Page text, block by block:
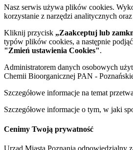
Nasz serwis używa plików cookies.
korzystanie z narzędzi analitycznych
Kliknij przycisk „Zaakceptuj lub
typów plików cookies, a następnie
"Zmień ustawienia Cookies".
Administratorem danych osobowych
Chemii Bioorganicznej PAN -
Szczegółowe informacje na temat
Szczegółowe informacje o tym, w jaki
Cenimy Twoją prywatność
Urząd Miasta Poznania odpowiedzialny